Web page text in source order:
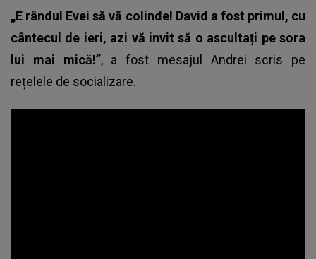
„E rândul Evei să vă colinde! David a fost primul, cu
cântecul de ieri, azi vă invit să o ascultați pe sora
lui mai mică!”, a fost mesajul Andrei scris pe
rețelele de socializare.